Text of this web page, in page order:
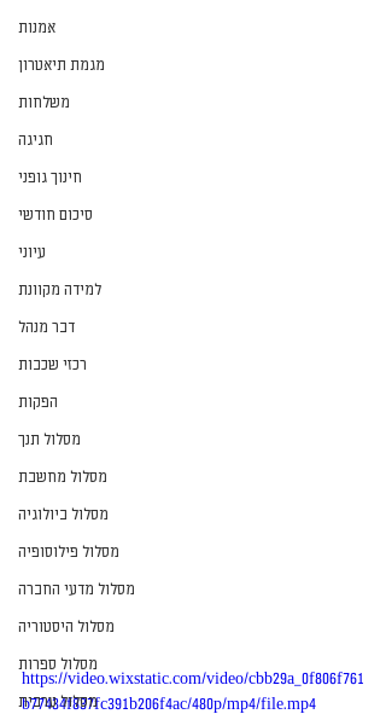
אמנות
מגמת תיאטרון
משלחות
חגיגה
חינוך גופני
סיכום חודשי
עיוני
למידה מקוונת
דבר מנהל
רכזי שכבות
הפקות
מסלול תנך
מסלול מחשבת
מסלול ביולוגיה
מסלול פילוסופיה
מסלול מדעי החברה
מסלול היסטוריה
מסלול ספרות
מסלול ערבית
https://video.wixstatic.com/video/cbb29a_0f806f761
b77434f837fc391b206f4ac/480p/mp4/file.mp4